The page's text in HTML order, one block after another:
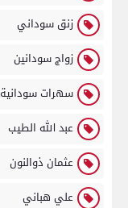
زنق سوداني
زواج سودانين
سهرات سودانية
عبد الله الطيب
عثمان ذوالنون
علي هباني